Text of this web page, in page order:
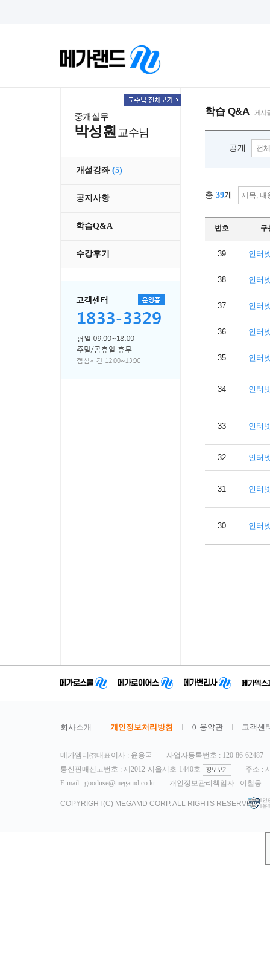
중개실무
박성훤 교수님
개설강좌 (5)
공지사항
학습Q&A
수강후기
학습 Q&A 게시
공개
총 39개
번호 구
39 인터
38 인터
37 인터
36 인터
35 인터
34 인터
33 인터
32 인터
31 인터
30 인터
회사소개 개인정보처리방침 이용약관 고객센
메가엠디㈜대표이사 : 윤용국
사업자등록번호 : 120-86-62487
통신판매신고번호 : 제2012-서울서초-1440호
주소 :
E-mail : gooduse@megamd.co.kr
개인정보관리책임자 : 이철웅
COPYRIGHT(C) MEGAMD CORP. ALL RIGHTS RESERVED. [인
[유